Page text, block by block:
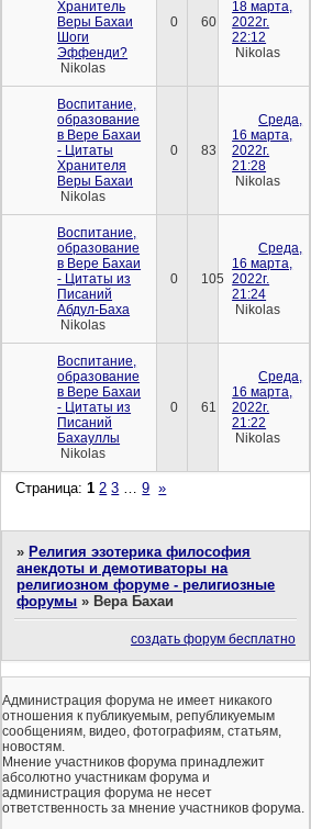
Хранитель
Веры Бахаи
Шоги
Эффенди?
Nikolas
0 60
18 марта,
2022г.
22:12
Nikolas
Воспитание,
образование
в Вере Бахаи
- Цитаты
Хранителя
Веры Бахаи
Nikolas
0 83
Среда,
16 марта,
2022г.
21:28
Nikolas
Воспитание,
образование
в Вере Бахаи
- Цитаты из
Писаний
Абдул-Баха
Nikolas
0 105
Среда,
16 марта,
2022г.
21:24
Nikolas
Воспитание,
образование
в Вере Бахаи
- Цитаты из
Писаний
Бахауллы
Nikolas
0 61
Среда,
16 марта,
2022г.
21:22
Nikolas
Страница:1 2 3 … 9 »
»Религия эзотерика философия
анекдоты и демотиваторы на
религиозном форуме - религиозные
форумы »Вера Бахаи
создать форум бесплатно
Администрация форума не имеет никакого
отношения к публикуемым, републикуемым
сообщениям, видео, фотографиям, статьям,
новостям.
Мнение участников форума принадлежит
абсолютно участникам форума и
администрация форума не несет
ответственность за мнение участников форума.